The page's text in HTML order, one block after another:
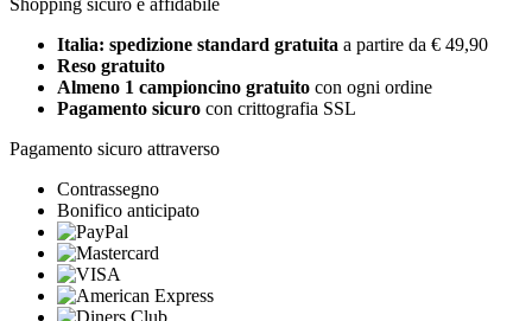
Italia: spedizione standard gratuita a partire da € 49,90
Reso gratuito
Almeno 1 campioncino gratuito con ogni ordine
Pagamento sicuro con crittografia SSL
Pagamento sicuro attraverso
Contrassegno
Bonifico anticipato